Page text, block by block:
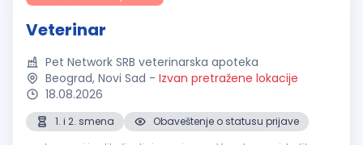
Veterinar
Pet Network SRB veterinarska apoteka
Beograd, Novi Sad - Izvan pretražene lokacije
18.08.2026
1. i 2. smena
Obaveštenje o statusu prijave